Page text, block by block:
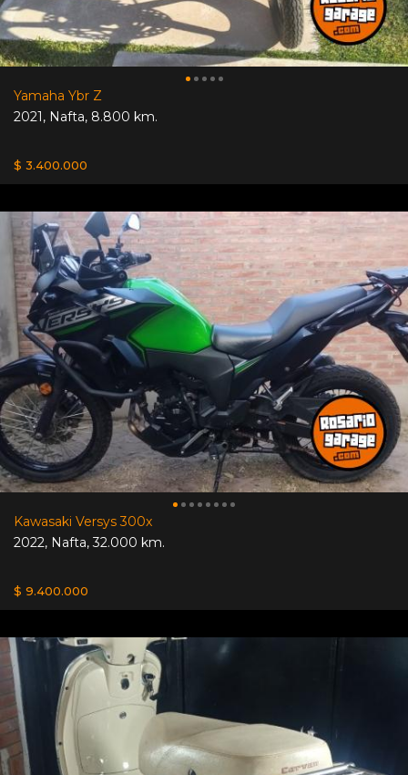
Yamaha Ybr Z
2021, Nafta, 8.800 km.
$ 3.400.000
Kawasaki Versys 300x
2022, Nafta,32.000 km.
$ 9.400.000